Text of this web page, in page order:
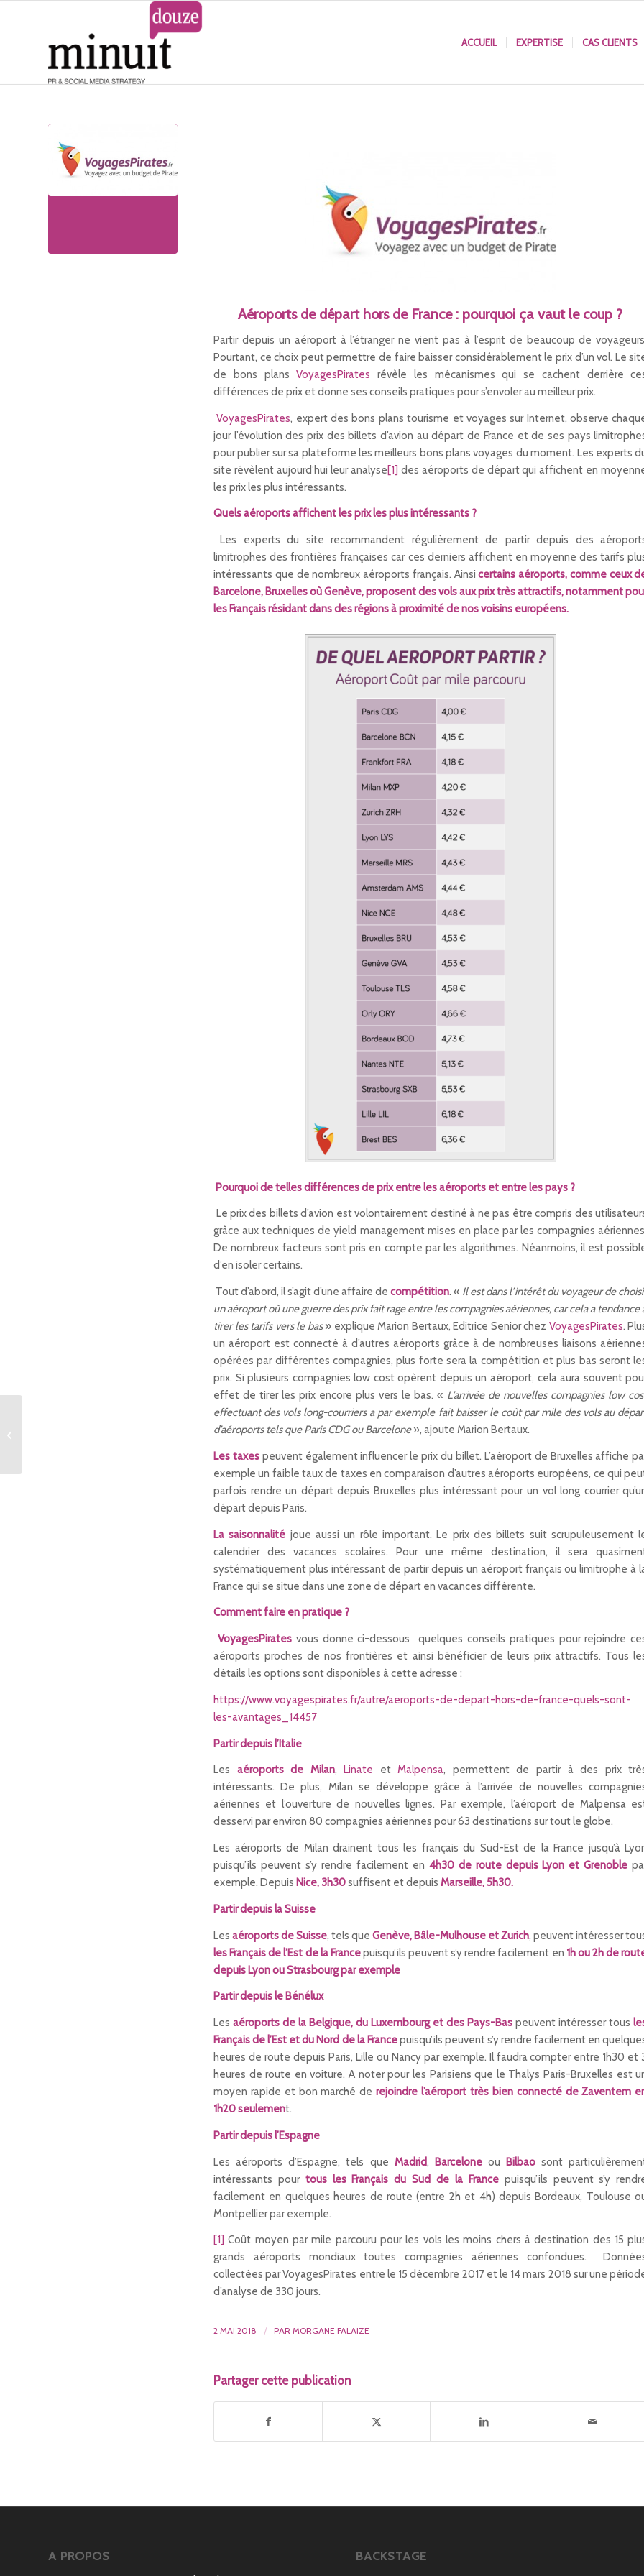
ACCUEIL EXPERTISE CAS CLIENTS
Aéroports de départ hors de France : pourquoi ça vaut le coup ?
Partir depuis un aéroport à l’étranger ne vient pas à l’esprit de beaucoup de
Pourtant, ce choix peut permettre de faire baisser considérablement le prix d’un vol. Le
de bons plansVoyagesPirates révèle les mécanismes qui se cachent derrière
différences de prix et donne ses conseils pratiques pour s’envoler au meilleur prix.
VoyagesPirates, expert des bons plans tourisme et voyages sur Internet, observe
jour l’évolution des prix des billets d’avion au départ de France et de ses pays
pour publier sur sa plateforme les meilleurs bons plans voyages du moment. Les experts
site révèlent aujourd’hui leur analyse[1] des aéroports de départ qui affichent en
les prix les plus intéressants.
Quels aéroports affichent les prix les plus intéressants ?
Les experts du site recommandent régulièrement de partir depuis des
limitrophes des frontières françaises car ces derniers affichent en moyenne des tarifs
intéressants que de nombreux aéroports français. Ainsicertains aéroports, comme ceux
Barcelone, Bruxelles où Genève, proposent des vols aux prix très attractifs, notamment
les Français résidant dans des régions à proximité de nos voisins européens.
Pourquoi de telles différences de prix entre les aéroports et entre les pays ?
Le prix des billets d’avion est volontairement destiné à ne pas être compris des
grâce aux techniques de yield management mises en place par les compagnies
De nombreux facteurs sont pris en compte par les algorithmes. Néanmoins, il est
d’en isoler certains.
Tout d’abord, il s’agit d’une affaire decompétition. « Il est dans l’intérêt du voyageur de
un aéroport où une guerre des prix fait rage entre les compagnies aériennes, car cela a tendance
tirer les tarifs vers le bas» explique Marion Bertaux, Editrice Senior chez VoyagesPirates.
un aéroport est connecté à d’autres aéroports grâce à de nombreuses liaisons
opérées par différentes compagnies, plus forte sera la compétition et plus bas seront
prix. Si plusieurs compagnies low cost opèrent depuis un aéroport, cela aura souvent
effet de tirer les prix encore plus vers le bas. « L’arrivée de nouvelles compagnies low
effectuant des vols long-courriers a par exemple fait baisser le coût par mile des vols au
d’aéroports tels que Paris CDG ou Barcelone», ajoute Marion Bertaux.
Les taxespeuvent également influencer le prix du billet. L’aéroport de Bruxelles affiche
exemple un faible taux de taxes en comparaison d’autres aéroports européens, ce qui
parfois rendre un départ depuis Bruxelles plus intéressant pour un vol long courrier
départ depuis Paris.
La saisonnalité joue aussi un rôle important. Le prix des billets suit scrupuleusement
calendrier des vacances scolaires. Pour une même destination, il sera
systématiquement plus intéressant de partir depuis un aéroport français ou limitrophe à
France qui se situe dans une zone de départ en vacances différente.
Comment faire en pratique ?
VoyagesPiratesvous donne ci-dessous quelques conseils pratiques pour rejoindre
aéroports proches de nos frontières et ainsi bénéficier de leurs prix attractifs. Tous
détails les options sont disponibles à cette adresse :
https://www.voyagespirates.fr/autre/aeroports-de-depart-hors-de-france-quels-sont-
les-avantages_14457
Partir depuis l’Italie
Les aéroports de Milan,Linate etMalpensa, permettent de partir à des prix
intéressants. De plus, Milan se développe grâce à l’arrivée de nouvelles
aériennes et l’ouverture de nouvelles lignes. Par exemple, l’aéroport de Malpensa
desservi par environ 80 compagnies aériennes pour 63 destinations sur tout le globe.
Les aéroports de Milan drainent tous les français du Sud-Est de la France jusqu’à
puisqu’ils peuvent s’y rendre facilement en 4h30 de route depuis Lyon et Grenoble
exemple. Depuis Nice, 3h30suffisent et depuis Marseille, 5h30.
Partir depuis la Suisse
Les aéroports de Suisse, tels queGenève, Bâle-Mulhouse et Zurich, peuvent intéresser
les Français de l’Est de la Francepuisqu’ils peuvent s’y rendre facilement en 1h ou 2h de
depuis Lyon ou Strasbourg par exemple
Partir depuis le Bénélux
Les aéroports de la Belgique, du Luxembourg et des Pays-Bas peuvent intéresser tous
Français de l’Est et du Nord de la Francepuisqu’ils peuvent s’y rendre facilement en
heures de route depuis Paris, Lille ou Nancy par exemple. Il faudra compter entre 1h30 et
heures de route en voiture. A noter pour les Parisiens que le Thalys Paris-Bruxelles est
moyen rapide et bon marché derejoindre l’aéroport très bien connecté de Zaventem
1h20 seulement.
Partir depuis l’Espagne
Les aéroports d’Espagne, tels que Madrid, Barceloneou Bilbao sont
intéressants pourtous les Français du Sud de la Francepuisqu’ils peuvent s’y
facilement en quelques heures de route (entre 2h et 4h) depuis Bordeaux, Toulouse
Montpellier par exemple.
[1] Coût moyen par mile parcouru pour les vols les moins chers à destination des 15
grands aéroports mondiaux toutes compagnies aériennes confondues.
collectées par VoyagesPirates entre le 15 décembre 2017 et le 14 mars 2018 sur une
d’analyse de 330 jours.
2 MAI 2018 / PAR MORGANE FALAIZE
Partager cette publication
A PROPOS BACKSTAGE